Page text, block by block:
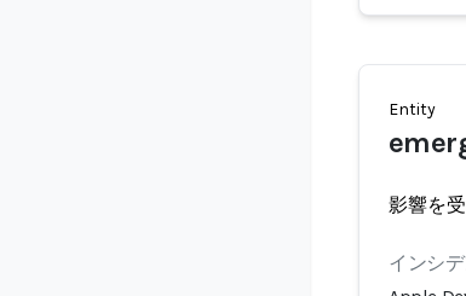
Entity
影響を
インシ